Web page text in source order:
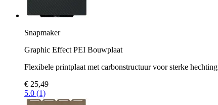
Snapmaker
Graphic Effect PEI Bouwplaat
Flexibele printplaat met carbonstructuur voor sterke hechting
€ 25,49
5.0 (1)